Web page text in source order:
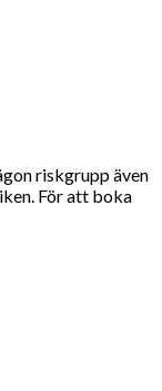
riskgrupp även
För att boka